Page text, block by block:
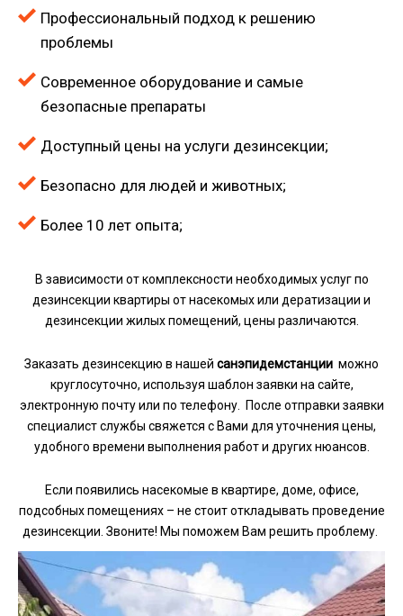
Профессиональный подход к решению
проблемы
Современное оборудование и самые
безопасные препараты
Доступный цены на услуги дезинсекции;
Безопасно для людей и животных;
Более 10 лет опыта;
В зависимости от комплексности необходимых услуг по
дезинсекции квартиры от насекомых или дератизации и
дезинсекции жилых помещений, цены различаются.
Заказать дезинсекцию в нашей санэпидемстанции можно
круглосуточно, используя шаблон заявки на сайте,
электронную почту или по телефону. После отправки заявки
специалист службы свяжется с Вами для уточнения цены,
удобного времени выполнения работ и других нюансов.
Если появились насекомые в квартире, доме, офисе,
подсобных помещениях – не стоит откладывать проведение
дезинсекции. Звоните! Мы поможем Вам решить проблему.